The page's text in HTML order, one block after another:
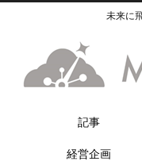
未来に
記事
経営企画